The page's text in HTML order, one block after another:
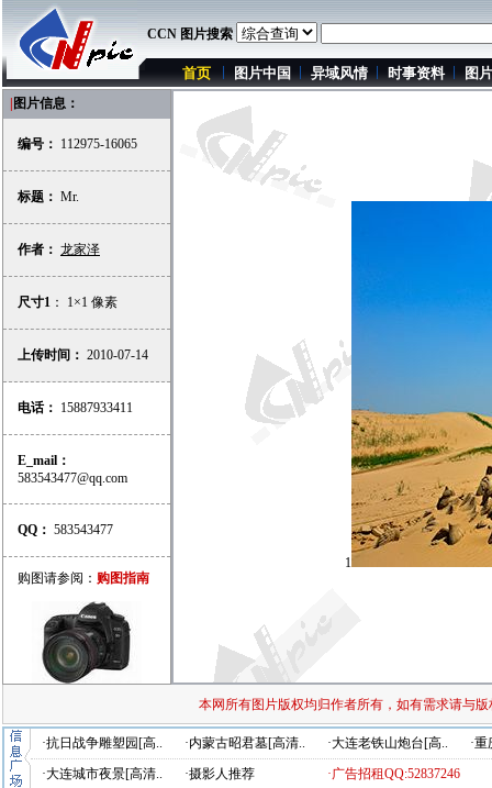
CCN 图片搜索
首页 图片中国 异域风情 时事资料 图
图片信息：
编号： 112975-16065
标题： Mr.
作者： 龙家泽
尺寸1 ： 1×1 像素
上传时间： 2010-07-14
电话： 15887933411
E_mail：
583543477@qq.com
QQ： 583543477
购图请参阅： 购图指南
1
本网所有图片版权均归作者所有，如有需求请与
·抗日战争雕塑园[高.. ·内蒙古昭君墓[高清.. ·大连老铁山炮台[高..
·
·大连城市夜景[高清..
·摄影人推荐 ·广告招租QQ:52837246